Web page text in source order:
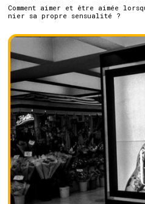
Comment aimer et être aimée
nier sa propre sensualité ?